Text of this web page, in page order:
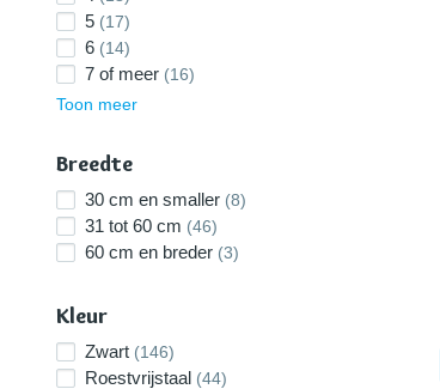
5 (17)
6 (14)
7 of meer (16)
Toon meer
Breedte
30 cm en smaller (8)
31 tot 60 cm (46)
60 cm en breder (3)
Kleur
Zwart (146)
Roestvrijstaal (44)